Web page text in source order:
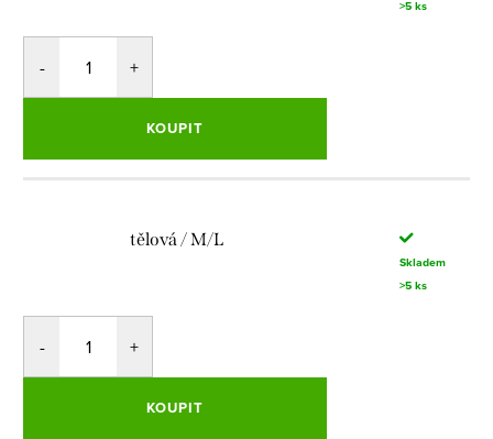
>5 ks
KOUPIT
tělová / M/L
Skladem
>5 ks
KOUPIT